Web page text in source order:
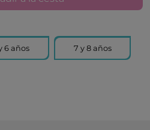
6 años 7 y 8 años